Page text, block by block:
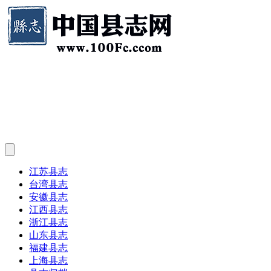
江苏县志
台湾县志
安徽县志
江西县志
浙江县志
山东县志
福建县志
上海县志